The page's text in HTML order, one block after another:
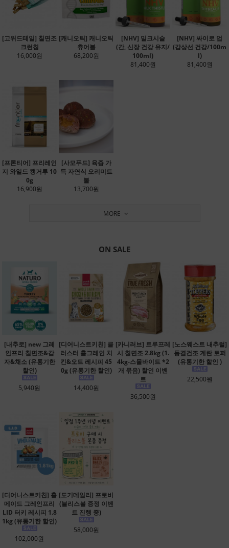
[고위드테일] 칠면조
크런칩
16,000원
[캐니오틱] 캐니오틱
츄어블
68,200원
[NHV] 밀크시슬
(간, 신장 건강 유지/
100ml)
81,400원
[NHV] 싸이로 업
(갑상선 건강/100m
l)
81,400원
[프론티어] 프리레인
지 와일드 캥거루 10
0g
16,900원
[사모푸드] 육즙 가
득 자연식 오리미트
볼
13,700원
MORE
ON SALE
[내추로] new 그레
인프리 칠면조&감
자&채소 (유통기한
할인)
5,940원
[디어니스트키친] 클
러스터 홀그레인 치
킨&오트 레시피 45
0g (유통기한 할인)
14,400원
[카니러브] 트루프레
시 칠면조 2.8kg (1.
4kg-스몰바이트 *2
개 묶음) 할인 이벤
트
36,500원
[노스웨스트 내추럴]
동결건조 계란 토퍼
(유통기한 할인 )
22,500원
[디어니스트키친] 홀
메이드 그레인프리
LID 터키 레시피 1.8
1kg (유통기한 할인)
102,000원
[도기데일리] 프로비
(블리스볼 증정 이벤
트 진행 중)
58,000원